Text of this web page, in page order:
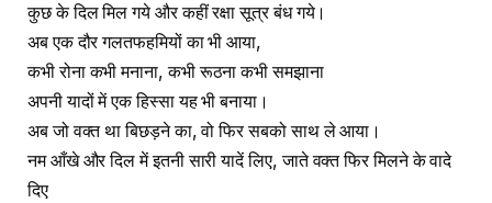
कुछ के दिल मिल गये और कहीं रक्षा सूत्र बंध गये।
अब एक दौर गलतफहमियों का भी आया,
कभी रोना कभी मनाना, कभी रूठना कभी समझाना
अपनी यादों में एक हिस्सा यह भी बनाया।
अब जो वक्त था बिछड़ने का, वो फिर सबको साथ ले आया।
नम आँखे और दिल में इतनी सारी यादें लिए, जाते वक्त फिर मिलने के वादे
दिए